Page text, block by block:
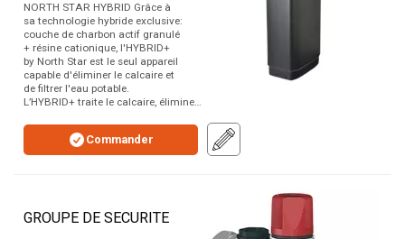
NORTH STAR HYBRID Grâce à
sa technologie hybride exclusive:
couche de charbon actif granulé
+ résine cationique, l'HYBRID+
by North Star est le seul appareil
capable d'éliminer le calcaire et
de filtrer l'eau potable.
L’HYBRID+ traite le calcaire, élimine…
Commander
GROUPE DE SECURITE